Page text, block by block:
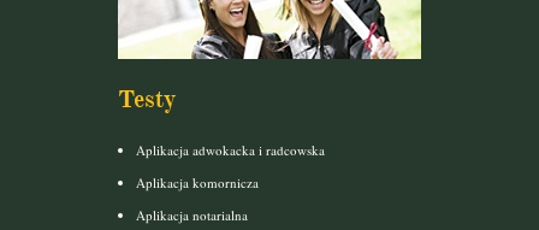
Testy
Aplikacja adwokacka i radcowska
Aplikacja komornicza
Aplikacja notarialna